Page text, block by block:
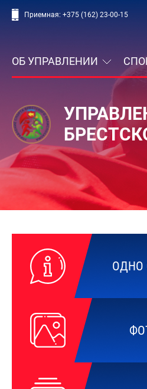
Приемная: +375 (162) 23-00-15
ОБ УПРАВЛЕНИИ
ОДНО